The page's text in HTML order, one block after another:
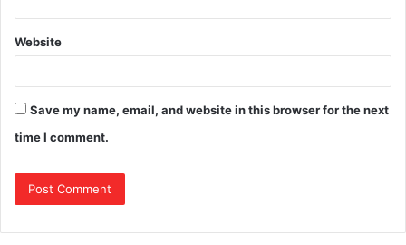
Website
Save my name, email, and website in this browser for the next
time I comment.